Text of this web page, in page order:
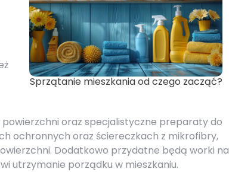
Sprzątanie mieszkania od czego zacząć?
oraz specjalistyczne preparaty do
ochronnych oraz ściereczkach z mikrofibry,
Dodatkowo przydatne będą worki na
utrzymanie porządku w mieszkaniu.